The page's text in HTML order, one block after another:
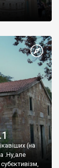
(на
.Ну,але